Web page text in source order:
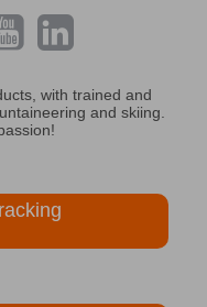
with trained and
and skiing.